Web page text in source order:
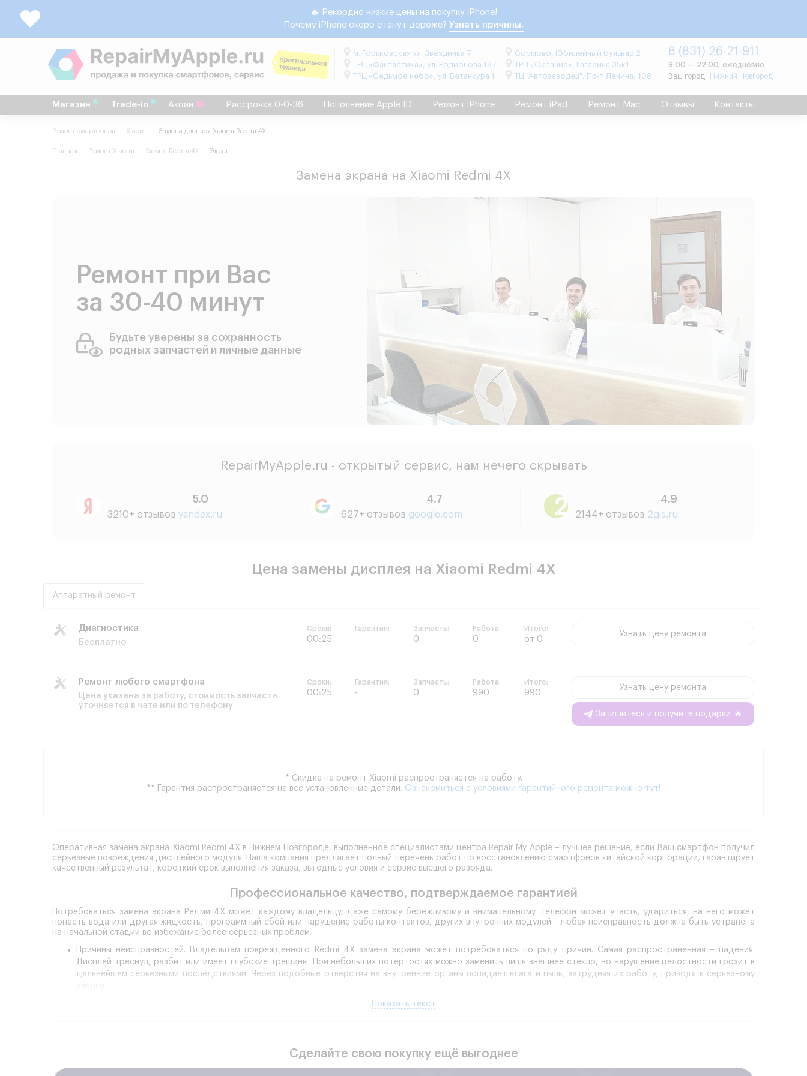
🔥 Рекордно низкие цены на покупку iPhone!
Почему iPhone скоро станут дороже? Узнать причины.
м. Горьковская ул. Звездинка 7
ТРЦ «Фантастика», ул. Родионова 187
ТРЦ «Седьмое небо», ул. Бетанкура 1
Сормово, Юбилейный бульвар 2
ТРЦ «Океанис», Гагарина 35к1
ТЦ "Автозаводец", Пр-т Ленина, 108
8 (831) 26-21-911
9:00 — 22:00, ежедневно
Ваш город:
Нижний Новгород
Магазин Trade-in Акции Рассрочка 0-0-36 Пополнение Apple ID Ремонт iPhone Ремонт iPad Ремонт Mac Отзывы Контакты
Ремонт смартфонов Xiaomi Замена дисплея Xiaomi Redmi 4X
Главная Ремонт Xiaomi Xiaomi Redmi 4X Экран
Замена экрана на Xiaomi Redmi 4X
Ремонт при Вас
за 30-40 минут
Будьте уверены за сохранность
родных запчастей и личные данные
RepairMyApple.ru - открытый сервис, нам нечего скрывать
5.0
3210+ отзывов yandex.ru
4.7
627+ отзывов google.com
4.9
2144+ отзывов 2gis.ru
Цена замены дисплея на Xiaomi Redmi 4X
Аппаратный ремонт
Диагностика
Бесплатно
Сроки:
00:25
Гарантия:
-
Запчасть:
0
Работа:
0
Итого:
от 0
Узнать цену ремонта
Ремонт любого смартфона
Цена указана за работу, стоимость запчасти
уточняется в чате или по телефону
Сроки:
00:25
Гарантия:
-
Запчасть:
0
Работа:
990
Итого:
990
Узнать цену ремонта
Запишитесь и получите подарки 🔥
* Скидка на ремонт Xiaomi распространяется на работу.
** Гарантия распространяется на все установленные детали. Ознакомиться с условиями гарантийного ремонта можно тут!
Оперативная замена экрана Xiaomi Redmi 4X в Нижнем Новгороде, выполненное специалистами центра Repair My Apple – лучшее решение, если Ваш смартфон получил
серьёзные повреждения дисплейного модуля. Наша компания предлагает полный перечень работ по восстановлению смартфонов китайской корпорации, гарантирует
качественный результат, короткий срок выполнения заказа, выгодные условия и сервис высшего разряда.
Профессиональное качество, подтверждаемое гарантией
Потребоваться замена экрана Редми 4Х может каждому владельцу, даже самому бережливому и внимательному. Телефон может упасть, удариться, на него может
попасть вода или другая жидкость, программный сбой или нарушение работы контактов, других внутренних модулей - любая неисправность должна быть устранена
на начальной стадии во избежание более серьезных проблем.
Причины неисправностей. Владельцам поврежденного Redmi 4X замена экрана может потребоваться по ряду причин. Самая распространенная – падения.
Дисплей треснул, разбит или имеет глубокие трещины. При небольших потертостях можно заменить лишь внешнее стекло, но нарушение целостности грозит в
дальнейшем серьезными последствиями. Через подобные отверстия на внутренние органы попадает влага и пыль, затрудняя их работу, приводя к серьезному
Если экран смартфона поврежден, замена дисплея Xiaomi Redmi 4X – единственный вариант. Если целостность модуля не вызывает сомнений,
но имеются серьезные претензии к качеству изображения, тогда необходимо точно определить, чем вызвана данная проблема. Возможно, отошел контакт,
Получая смартфон в работу, специалист нашей компании обязан провести диагностику мобильного устройства с применением
специализированного оборудования. Данные, полученные в ходе исследования покажут полную картину внутреннего состояния смартфона, определят,
насколько необходима замена экрана на Ксиаоми Редми 4 Х в каждом конкретном случае.
Показать текст
Сделайте свою покупку ещё выгоднее